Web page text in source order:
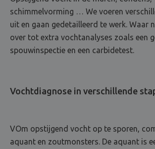
schimmelvorming … We voeren
uit en gaan gedetailleerd te werk. Waar
over tot extra vochtanalyses zoals een
spouwinspectie en een carbidetest.
Vochtdiagnose in verschillende
VOm opstijgend vocht op te sporen,
aquant en zoutmonsters. De aquant is